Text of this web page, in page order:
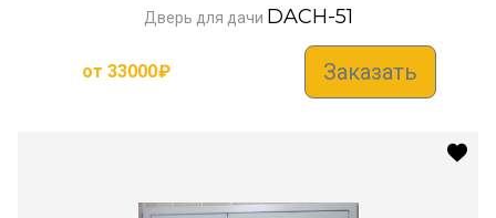
Дверь для дачи DACH-51
от 33000₽ Заказать